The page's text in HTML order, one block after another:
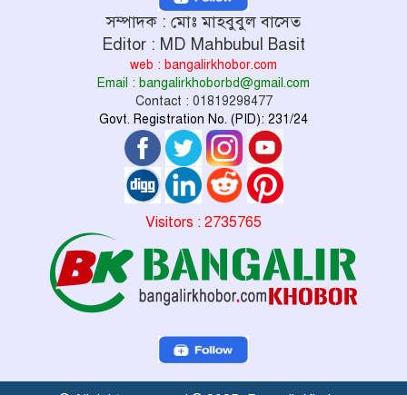
সম্পাদক : মোঃ মাহবুবুল বাসেত
Editor : MD Mahbubul Basit
web : bangalirkhobor.com
Email : bangalirkhoborbd@gmail.com
Contact : 01819298477
Govt. Registration No. (PID): 231/24
Visitors : 2735765